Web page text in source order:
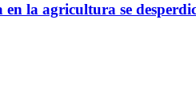
la agricultura se